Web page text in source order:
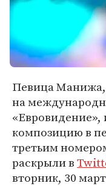
Певица
на
композицию в
третьим
раскрыли в
вторник, 30